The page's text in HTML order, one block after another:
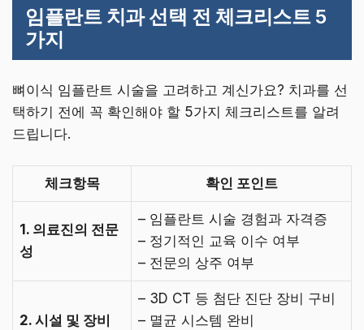
임플란트 치과 선택 전 체크리스트 5
가지
뼈이식 임플란트 시술을 고려하고 계신가요? 치과를 선
택하기 전에 꼭 확인해야 할 5가지 체크리스트를 알려
드립니다.
체크항목 확인 포인트
1. 의료진의 전문
성
– 임플란트 시술 경험과 자격증
– 정기적인 교육 이수 여부
– 전문의 상주 여부
2. 시설 및 장비
– 3D CT 등 첨단 진단 장비 구비
– 멸균 시스템 완비